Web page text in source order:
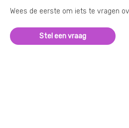
Wees de eerste om iets te vragen
Stel een vraag